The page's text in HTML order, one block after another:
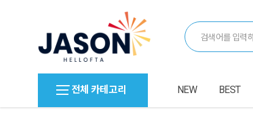
전체 카테고리 NEW BEST